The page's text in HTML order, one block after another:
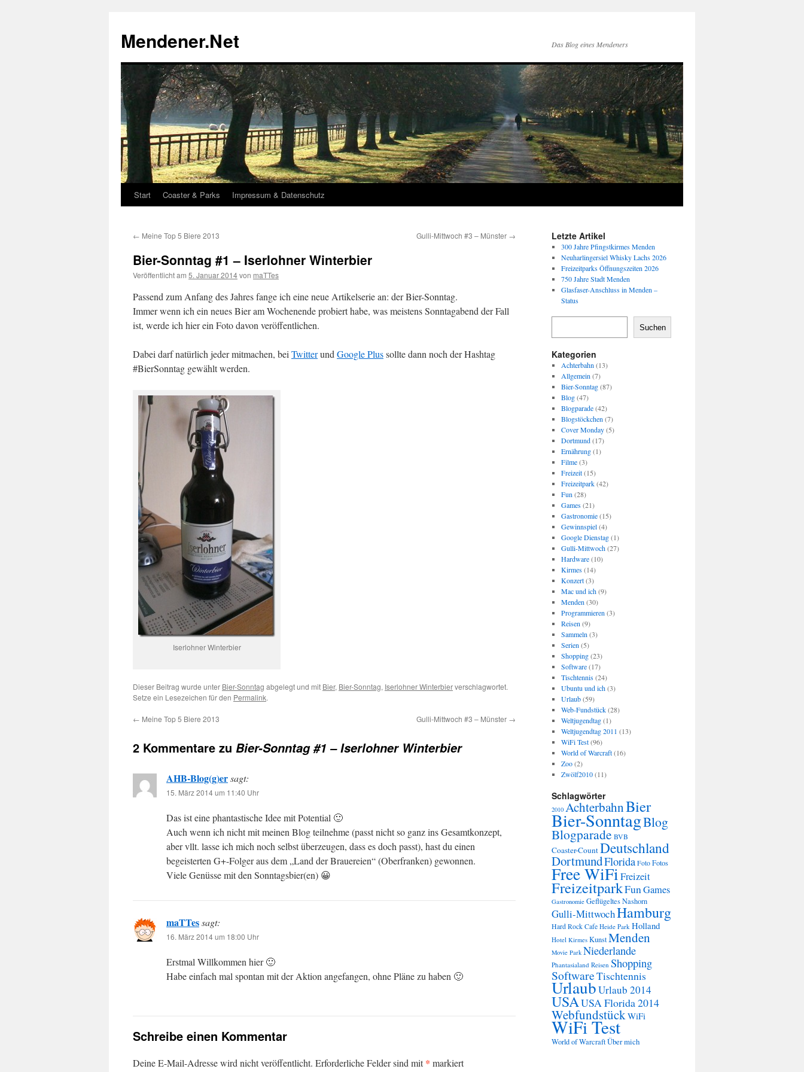
springen
Mendener.Net Das Blog eines Mendeners
Start Coaster & Parks Impressum & Datenschutz
← Meine Top 5 Biere 2013 Gulli-Mittwoch #3 – Münster →
Bier-Sonntag #1 – Iserlohner Winterbier
Veröffentlicht am 5. Januar 2014von maTTes
Passend zum Anfang des Jahres fange ich eine neue Artikelserie an: der Bier-Sonntag.
Immer wenn ich ein neues Bier am Wochenende probiert habe, was meistens Sonntagabend der Fall
ist, werde ich hier ein Foto davon veröffentlichen.
Dabei darf natürlich jeder mitmachen, bei Twitterund Google Plussollte dann noch der Hashtag
#BierSonntag gewählt werden.
Iserlohner Winterbier
Dieser Beitrag wurde unter Bier-Sonntag abgelegt und mit Bier, Bier-Sonntag, Iserlohner Winterbierverschlagwortet.
Setze ein Lesezeichen für den Permalink.
← Meine Top 5 Biere 2013 Gulli-Mittwoch #3 – Münster →
2 Kommentare zu Bier-Sonntag #1 – Iserlohner Winterbier
AHB-Blog(g)ersagt:
15. März 2014 um 11:40 Uhr
Das ist eine phantastische Idee mit Potential 🙂
Auch wenn ich nicht mit meinen Blog teilnehme (passt nicht so ganz ins Gesamtkonzept,
aber vllt. lasse ich mich noch selbst überzeugen, dass es doch passt), hast du einen
begeisterten G+-Folger aus dem „Land der Brauereien“ (Oberfranken) gewonnen.
Viele Genüsse mit den Sonntagsbier(en) 😀
maTTessagt:
16. März 2014 um 18:00 Uhr
Erstmal Willkommen hier 🙂
Habe einfach mal spontan mit der Aktion angefangen, ohne Pläne zu haben 🙂
Schreibe einen Kommentar
Deine E-Mail-Adresse wird nicht veröffentlicht. Erforderliche Felder sind mit* markiert
Letzte Artikel
300 Jahre Pfingstkirmes Menden
Neuharlingersiel Whisky Lachs 2026
Freizeitparks Öffnungszeiten 2026
750 Jahre Stadt Menden
Glasfaser-Anschluss in Menden –
Status
Suchen
Kategorien
Achterbahn (13)
Allgemein (7)
Bier-Sonntag(87)
Blog(47)
Blogparade(42)
Blogstöckchen (7)
Cover Monday(5)
Dortmund(17)
Ernährung(1)
Filme(3)
Freizeit(15)
Freizeitpark(42)
Fun (28)
Games(21)
Gastronomie(15)
Gewinnspiel(4)
Google Dienstag(1)
Gulli-Mittwoch(27)
Hardware(10)
Kirmes(14)
Konzert(3)
Mac und ich(9)
Menden (30)
Programmieren (3)
Reisen (9)
Sammeln (3)
Serien (5)
Shopping(23)
Software(17)
Tischtennis(24)
Ubuntu und ich(3)
Urlaub(59)
Web-Fundstück(28)
Weltjugendtag(1)
Weltjugendtag 2011 (13)
WiFi Test(96)
World of Warcraft(16)
Zoo(2)
Zwölf2010(11)
Schlagwörter
2010 AchterbahnBier
Bier-SonntagBlog
Blogparade BVB
Coaster-CountDeutschland
DortmundFlorida Foto Fotos
Free WiFiFreizeit
FreizeitparkFunGames
Gastronomie Geflügeltes Nashorn
Gulli-MittwochHamburg
Hard Rock Cafe Heide Park Holland
Hotel Kirmes KunstMenden
Movie Park Niederlande
Phantasialand Reisen Shopping
SoftwareTischtennis
UrlaubUrlaub 2014
USAUSA Florida 2014
WebfundstückWiFi
WiFi Test
World of WarcraftÜber mich